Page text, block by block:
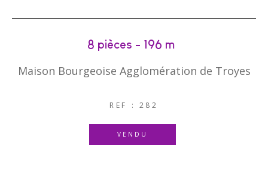
8 pièces - 196 m²
Maison Bourgeoise Agglomération de Troyes
REF : 282
VENDU